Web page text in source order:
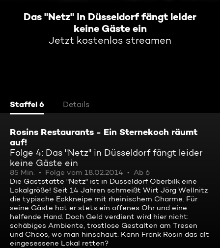
Das "Netz" in Düsseldorf fängt leider
keine Gäste ein
Jetzt kostenlos streamen
Staffel 6 Details
Rosins Restaurants - Ein Sternekoch räumt
auf!
Folge 4: Das "Netz" in Düsseldorf fängt leider
keine Gäste ein
85 Min. Folge vom 18.02.2014
Ab 6
Die Gaststätte "Netz" ist in Düsseldorf Oberbilk eine
Lokalgröße! Seit 14 Jahren schmeißt Wirt Jörg Wellnitz
die typische Eckkneipe mit rheinischem Charme. Für
seine Gäste hat er stets ein offenes Ohr und eine
helfende Hand. Doch Geld verdient wird hier nicht:
schäbiges Ambiente, trostlose Gestalten am Tresen
und Chaos, wo man hinschaut. Kann Frank Rosin das alt
eingesessene Lokal retten?